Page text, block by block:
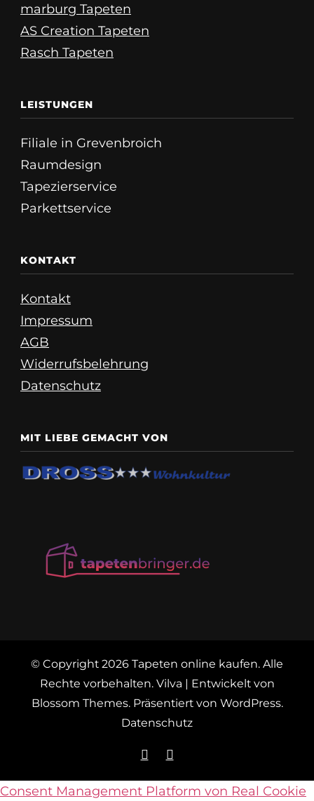
marburg Tapeten
AS Creation Tapeten
Rasch Tapeten
LEISTUNGEN
Filiale in Grevenbroich
Raumdesign
Tapezierservice
Parkettservice
KONTAKT
Kontakt
Impressum
AGB
Widerrufsbelehrung
Datenschutz
MIT LIEBE GEMACHT VON
© Copyright 2026 Tapeten online kaufen. Alle
Rechte vorbehalten.Vilva | Entwickelt von
Blossom Themes. Präsentiert von WordPress.
Datenschutz
Consent Management Platform von Real Cookie